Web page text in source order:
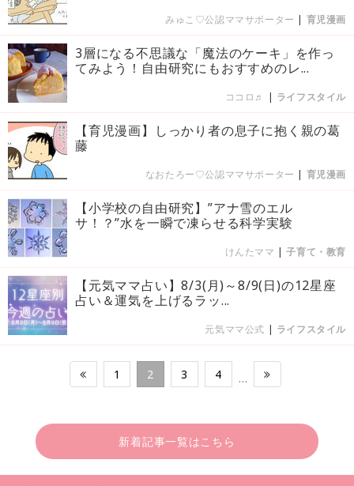
みゅこ♡公認ママサポーター | 育児漫画
3層になる不思議な「魔法のケーキ」を作っ
てみよう！自由研究にもおすすめのレ...
ココロ♬ | ライフスタイル
【育児漫画】しっかり者の息子に抱く親の葛
藤
なおたろー♡公認ママサポーター | 育児漫画
【小学校の自由研究】”アナ雪のエル
サ！？”水を一瞬で凍らせる科学実験
けんたママ |子育て・教育
【元気ママ占い】8/3(月)～8/9(日)の12星座
占い＆運気を上げるラッ...
元気ママ公式 | ライフスタイル
1 2 3 4 …
新着記事一覧はこちら